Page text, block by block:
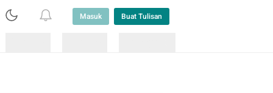
Masuk Buat Tulisan